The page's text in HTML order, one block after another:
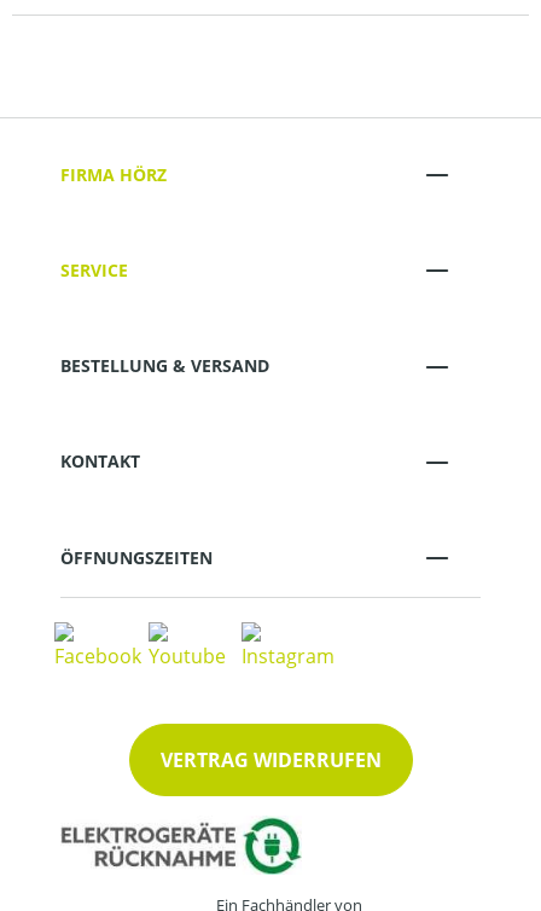
FIRMA HÖRZ
SERVICE
BESTELLUNG & VERSAND
KONTAKT
ÖFFNUNGSZEITEN
VERTRAG WIDERRUFEN
Ein Fachhändler von